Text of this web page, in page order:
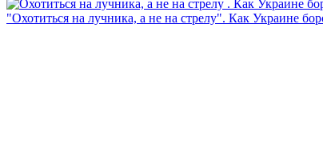
"Охотиться на лучника, а не на стрелу". Как Украине